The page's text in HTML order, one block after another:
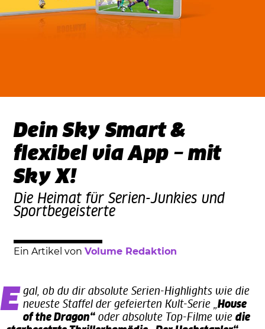
Dein Sky Smart &
flexibel via App – mit
Sky X!
Die Heimat für Serien-Junkies und
Sportbegeisterte
Ein Artikel von Volume Redaktion
Egal, ob du dir absolute Serien-Highlights wie die neueste Staffel der gefeierten Kult-Serie „House
of the Dragon“ oder absolute Top-Filme wie die